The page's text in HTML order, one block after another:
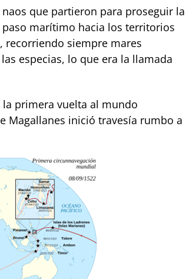
que partieron para proseguir la
marítimo hacia los territorios
recorriendo siempre mares
especias, lo que era la llamada
primera vuelta al mundo
Magallanes inició travesía rumbo a